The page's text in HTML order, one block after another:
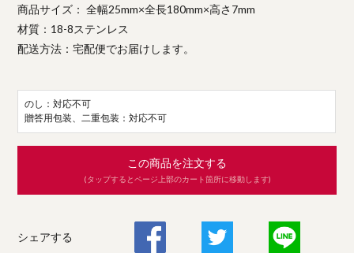
商品サイズ： 全幅25mm×全長180mm×高さ7mm
材質：18-8ステンレス
配送方法：宅配便でお届けします。
のし：対応不可
贈答用包装、二重包装：対応不可
この商品を注文する
(タップするとページ上部のカート箇所に移動します)
シェアする